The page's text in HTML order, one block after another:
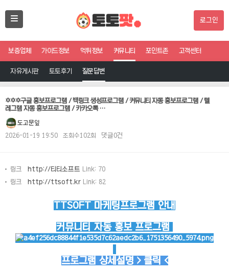
로그인
보증업체 가이드정보 먹튀정보 커뮤니티 포인트존 고객센터
자유게시판 토토후기 질문답변
✡️✡️✡️구글 홍보프로그램 / 백링크 생성프로그램 / 커뮤니티 자동 홍보프로그램 / 텔
레그램 자동 홍보프로그램 / 카카오톡 …
도고문잎
2026-01-19 19:50 조회수102회 댓글0건
링크 http://티티소프트 Link: 70
링크 http://ttsoft.kr Link: 82
TTSOFT 마케팅프로그램 안내
커뮤니티 자동 홍보 프로그램
프로그램 상세설명 > 클릭 <